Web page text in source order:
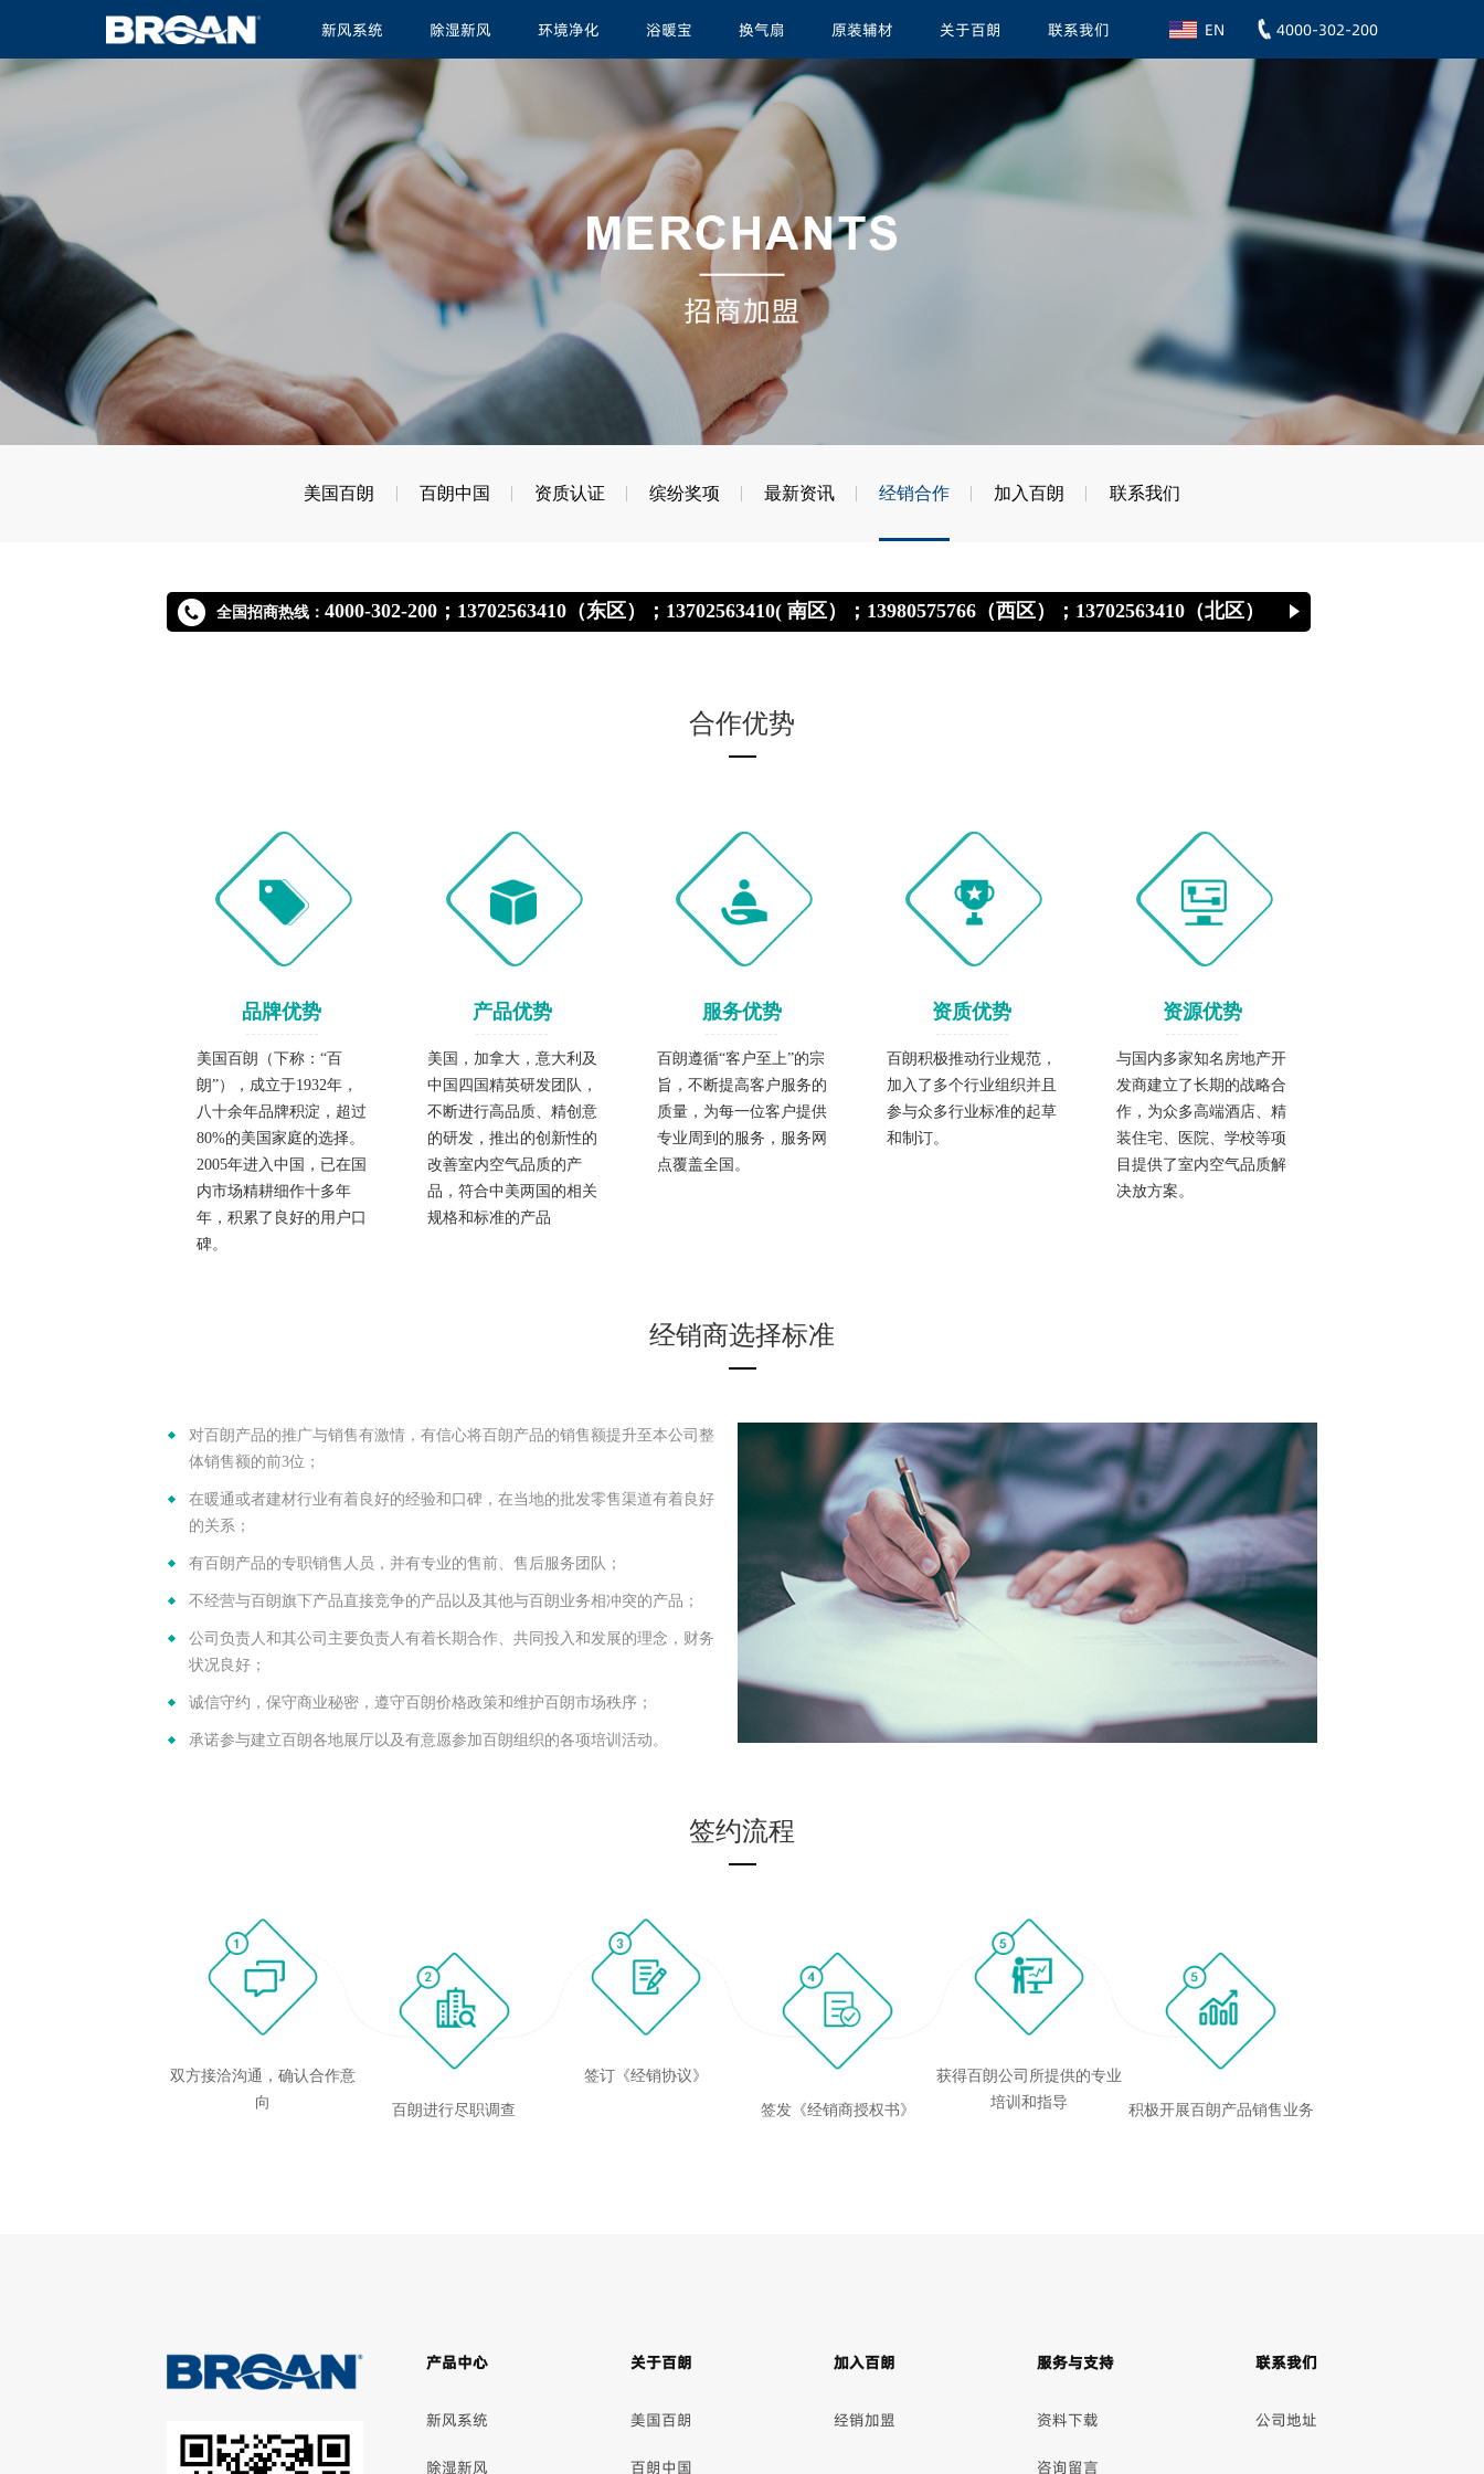
新风系统 除湿新风 环境净化 浴暖宝 换气扇 原装辅材 关于百朗 联系我们 EN 4000-302-200
美国百朗 百朗中国 资质认证 缤纷奖项 最新资讯 经销合作 加入百朗 联系我们
全国招商热线：4000-302-200；13702563410（东区）；13702563410( 南区）；13980575766（西区）；13702563410（北区）
合作优势
品牌优势
美国百朗（下称：“百
朗”），成立于1932年，
八十余年品牌积淀，超过
80%的美国家庭的选择。
2005年进入中国，已在国
内市场精耕细作十多年
年，积累了良好的用户口
碑。
产品优势
美国，加拿大，意大利及
中国四国精英研发团队，
不断进行高品质、精创意
的研发，推出的创新性的
改善室内空气品质的产
品，符合中美两国的相关
规格和标准的产品
服务优势
百朗遵循“客户至上”的宗
旨，不断提高客户服务的
质量，为每一位客户提供
专业周到的服务，服务网
点覆盖全国。
资质优势
百朗积极推动行业规范，
加入了多个行业组织并且
参与众多行业标准的起草
和制订。
资源优势
与国内多家知名房地产开
发商建立了长期的战略合
作，为众多高端酒店、精
装住宅、医院、学校等项
目提供了室内空气品质解
决放方案。
经销商选择标准
对百朗产品的推广与销售有激情，有信心将百朗产品的销售额提升至本公司整
体销售额的前3位；
在暖通或者建材行业有着良好的经验和口碑，在当地的批发零售渠道有着良好
的关系；
有百朗产品的专职销售人员，并有专业的售前、售后服务团队；
不经营与百朗旗下产品直接竞争的产品以及其他与百朗业务相冲突的产品；
公司负责人和其公司主要负责人有着长期合作、共同投入和发展的理念，财务
状况良好；
诚信守约，保守商业秘密，遵守百朗价格政策和维护百朗市场秩序；
承诺参与建立百朗各地展厅以及有意愿参加百朗组织的各项培训活动。
签约流程
双方接洽沟通，确认合作意
向
百朗进行尽职调查
签订《经销协议》
签发《经销商授权书》
获得百朗公司所提供的专业
培训和指导
积极开展百朗产品销售业务
产品中心 关于百朗 加入百朗 服务与支持 联系我们
新风系统
除湿新风
美国百朗
百朗中国
经销加盟 资料下载
咨询留言
公司地址